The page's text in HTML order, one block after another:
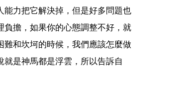
力把它解決掉，但是好多問題也
擔，如果你的心態調整不好，就
和坎坷的時候，我們應該怎麼做
是神馬都是浮雲，所以告訴自